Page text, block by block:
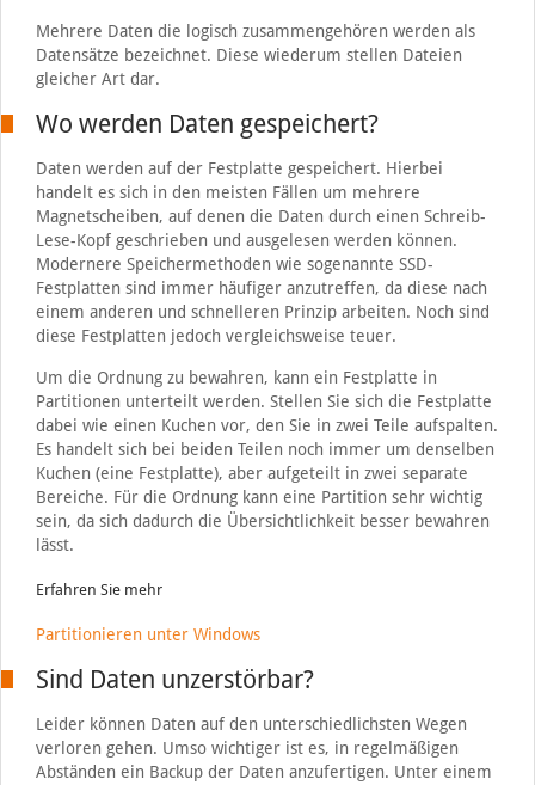
Mehrere Daten die logisch zusammengehören werden als
Datensätze bezeichnet. Diese wiederum stellen Dateien
gleicher Art dar.
Wo werden Daten gespeichert?
Daten werden auf der Festplatte gespeichert. Hierbei
handelt es sich in den meisten Fällen um mehrere
Magnetscheiben, auf denen die Daten durch einen Schreib-
Lese-Kopf geschrieben und ausgelesen werden können.
Modernere Speichermethoden wie sogenannte SSD-
Festplatten sind immer häufiger anzutreffen, da diese nach
einem anderen und schnelleren Prinzip arbeiten. Noch sind
diese Festplatten jedoch vergleichsweise teuer.
Um die Ordnung zu bewahren, kann ein Festplatte in
Partitionen unterteilt werden. Stellen Sie sich die Festplatte
dabei wie einen Kuchen vor, den Sie in zwei Teile aufspalten.
Es handelt sich bei beiden Teilen noch immer um denselben
Kuchen (eine Festplatte), aber aufgeteilt in zwei separate
Bereiche. Für die Ordnung kann eine Partition sehr wichtig
sein, da sich dadurch die Übersichtlichkeit besser bewahren
lässt.
Erfahren Sie mehr
Partitionieren unter Windows
Sind Daten unzerstörbar?
Leider können Daten auf den unterschiedlichsten Wegen
verloren gehen. Umso wichtiger ist es, in regelmäßigen
Abständen ein Backup der Daten anzufertigen. Unter einem